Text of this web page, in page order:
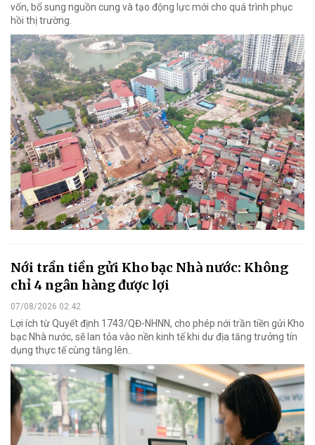
vốn, bổ sung nguồn cung và tạo động lực mới cho quá trình phục
hồi thị trường.
Nới trần tiền gửi Kho bạc Nhà nước: Không
chỉ 4 ngân hàng được lợi
07/08/2026 02:42
Lợi ích từ Quyết định 1743/QĐ-NHNN, cho phép nới trần tiền gửi Kho
bạc Nhà nước, sẽ lan tỏa vào nền kinh tế khi dư địa tăng trưởng tín
dụng thực tế cùng tăng lên..